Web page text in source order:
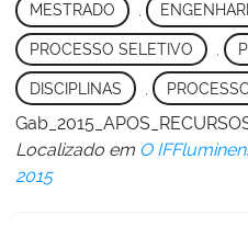
MESTRADO ,
PROCESSO SELETIVO
DISCIPLINAS
Localizado em O
2015